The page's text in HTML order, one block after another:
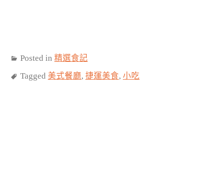
Posted in 精選食記
Tagged 美式餐廳, 捷運美食, 小吃